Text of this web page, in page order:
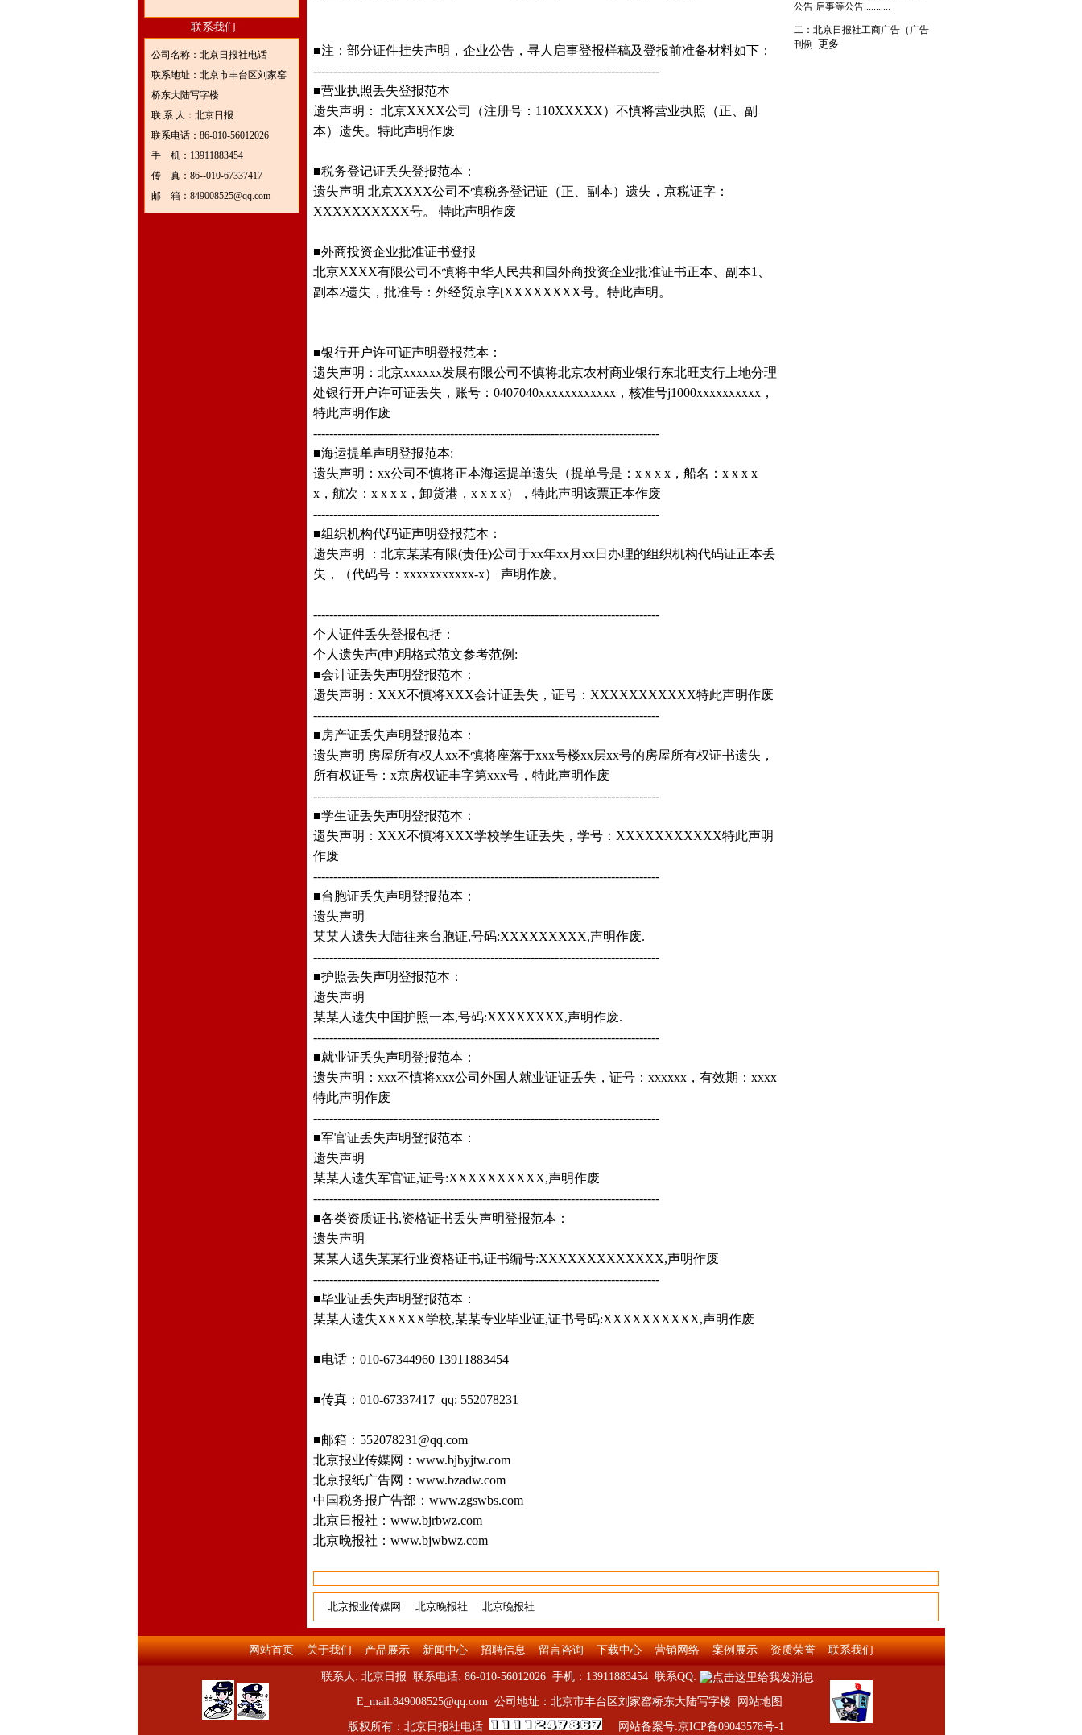
北京日报社电话13911883454
联系我们
公司名称：北京日报社电话
联系地址：北京市丰台区刘家窑
桥东大陆写字楼
联 系 人：北京日报
联系电话：86-010-56012026
手 机：13911883454
传 真：86--010-67337417
邮 箱：849008525@qq.com
■注：部分证件挂失声明，企业公告，寻人启事登报样稿及登报前准备材料如下：
--------------------------------------------------------------------------------------
■营业执照丢失登报范本
遗失声明： 北京XXXX公司（注册号：110XXXXX）不慎将营业执照（正、副
本）遗失。特此声明作废
■税务登记证丢失登报范本：
遗失声明 北京XXXX公司不慎税务登记证（正、副本）遗失，京税证字：
XXXXXXXXXX号。 特此声明作废
■外商投资企业批准证书登报
北京XXXX有限公司不慎将中华人民共和国外商投资企业批准证书正本、副本1、
副本2遗失，批准号：外经贸京字[XXXXXXXX号。特此声明。
■银行开户许可证声明登报范本：
遗失声明：北京xxxxxx发展有限公司不慎将北京农村商业银行东北旺支行上地分理
处银行开户许可证丢失，账号：0407040xxxxxxxxxxxx，核准号j1000xxxxxxxxxx，
特此声明作废
--------------------------------------------------------------------------------------
■海运提单声明登报范本:
遗失声明：xx公司不慎将正本海运提单遗失（提单号是：x x x x，船名：x x x x
x，航次：x x x x，卸货港，x x x x），特此声明该票正本作废
--------------------------------------------------------------------------------------
■组织机构代码证声明登报范本：
遗失声明 ：北京某某有限(责任)公司于xx年xx月xx日办理的组织机构代码证正本丢
失，（代码号：xxxxxxxxxxx-x） 声明作废。
--------------------------------------------------------------------------------------
个人证件丢失登报包括：
个人遗失声(申)明格式范文参考范例:
■会计证丢失声明登报范本：
遗失声明：XXX不慎将XXX会计证丢失，证号：XXXXXXXXXXX特此声明作废
--------------------------------------------------------------------------------------
■房产证丢失声明登报范本：
遗失声明 房屋所有权人xx不慎将座落于xxx号楼xx层xx号的房屋所有权证书遗失，
所有权证号：x京房权证丰字第xxx号，特此声明作废
--------------------------------------------------------------------------------------
■学生证丢失声明登报范本：
遗失声明：XXX不慎将XXX学校学生证丢失，学号：XXXXXXXXXXX特此声明
作废
--------------------------------------------------------------------------------------
■台胞证丢失声明登报范本：
遗失声明
某某人遗失大陆往来台胞证,号码:XXXXXXXXX,声明作废.
--------------------------------------------------------------------------------------
■护照丢失声明登报范本：
遗失声明
某某人遗失中国护照一本,号码:XXXXXXXX,声明作废.
--------------------------------------------------------------------------------------
■就业证丢失声明登报范本：
遗失声明：xxx不慎将xxx公司外国人就业证证丢失，证号：xxxxxx，有效期：xxxx
特此声明作废
--------------------------------------------------------------------------------------
■军官证丢失声明登报范本：
遗失声明
某某人遗失军官证,证号:XXXXXXXXXX,声明作废
--------------------------------------------------------------------------------------
■各类资质证书,资格证书丢失声明登报范本：
遗失声明
某某人遗失某某行业资格证书,证书编号:XXXXXXXXXXXXX,声明作废
--------------------------------------------------------------------------------------
■毕业证丢失声明登报范本：
某某人遗失XXXXX学校,某某专业毕业证,证书号码:XXXXXXXXXX,声明作废
■电话：010-67344960 13911883454
■传真：010-67337417 qq: 552078231
■邮箱：552078231@qq.com
北京报业传媒网： www.bjbyjtw.com
北京报纸广告网： www.bzadw.com
中国税务报广告部： www.zgswbs.com
北京日报社： www.bjrbwz.com
北京晚报社： www.bjwbwz.com
公告 启事等公告...........
二：北京日报社工商广告（广告
刊例 更多
北京报业传媒网 北京晚报社 北京晚报社
网站首页 关于我们 产品展示 新闻中心 招聘信息 留言咨询 下载中心 营销网络 案例展示 资质荣誉 联系我们
联系人: 北京日报 联系电话: 86-010-56012026 手机：13911883454 联系QQ:
E_mail:849008525@qq.com 公司地址：北京市丰台区刘家窑桥东大陆写字楼 网站地图
版权所有：北京日报社电话 网站备案号:京ICP备09043578号-1